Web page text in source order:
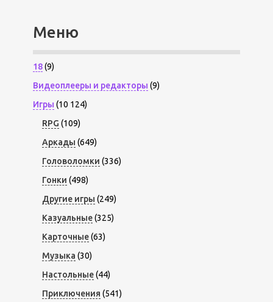
Меню
18(9)
Видеоплееры и редакторы (9)
Игры (10 124)
RPG (109)
Аркады (649)
Головоломки (336)
Гонки (498)
Другие игры (249)
Казуальные(325)
Карточные(63)
Музыка (30)
Настольные(44)
Приключения (541)